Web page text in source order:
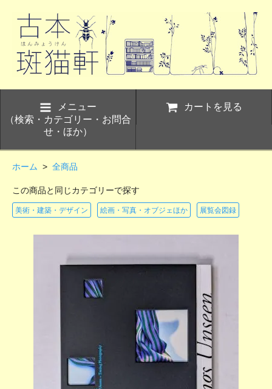
メニュー
（検索・カテゴリー・お問合
せ・ほか）
カートを見る
ホーム > 全商品
この商品と同じカテゴリーで探す
美術・建築・デザイン 絵画・写真・オブジェほか 展覧会図録